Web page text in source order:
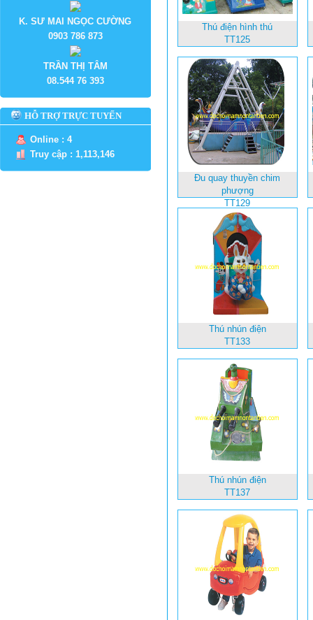
K. SƯ MAI NGỌC CƯỜNG
0903 786 873
TRẦN THỊ TÂM
08.544 76 393
HỖ TRỢ TRỰC TUYẾN
Online : 4
Truy cập : 1,113,146
Thú điện hình thú
TT125
Đu quay thuyền chim
phượng
TT129
Thú nhún điện
TT133
Thú nhún điện
TT137